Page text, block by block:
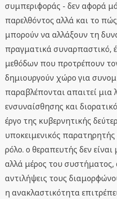
συμπεριφοράς - δεν αφορά
παρελθόντος αλλά και το πώς
μπορούν να αλλάξουν τη
πραγματικά συναρπαστικό,
μεθόδων που προτρέπουν
δημιουργούν χώρο για
παραβλέπονται απαιτεί μια
ενσυναίσθησης και
έργο της κυβερνητικής
υποκειμενικός παρατηρητής
ρόλο. ο θεραπευτής δεν
αλλά μέρος του συστήματος,
αντιλήψεις τους
η ανακλαστικότητα